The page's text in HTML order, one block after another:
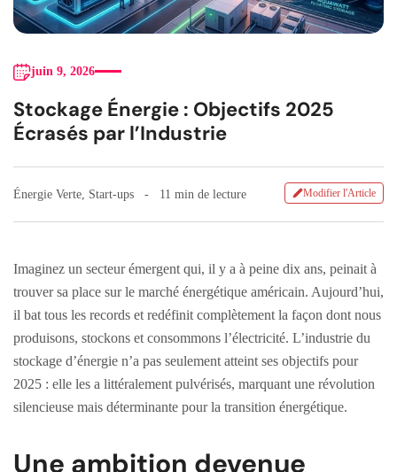
juin 9, 2026
Stockage Énergie : Objectifs 2025
Écrasés par l’Industrie
Énergie Verte Start-ups 11 min de lecture Modifier l'Article
Imaginez un secteur émergent qui, il y a à peine dix ans, peinait à
trouver sa place sur le marché énergétique américain. Aujourd’hui,
il bat tous les records et redéfinit complètement la façon dont nous
produisons, stockons et consommons l’électricité. L’industrie du
stockage d’énergie n’a pas seulement atteint ses objectifs pour
2025 : elle les a littéralement pulvérisés, marquant une révolution
silencieuse mais déterminante pour la transition énergétique.
Une ambition devenue